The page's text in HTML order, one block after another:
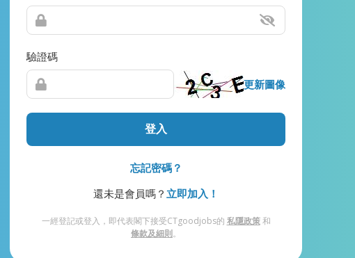
驗證碼
更新圖像
登入
忘記密碼？
還未是會員嗎？ 立即加入！
一經登記或登入，即代表閣下接受CTgoodjobs的 私隱政策和
條款及細則。